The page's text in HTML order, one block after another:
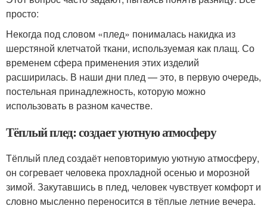
просто:
Некогда под словом «плед» понималась накидка из
шерстяной клетчатой ткани, используемая как плащ. Со
временем сфера применения этих изделий
расширилась. В наши дни плед — это, в первую очередь,
постельная принадлежность, которую можно
использовать в разном качестве.
Тёплый плед: создает уютную атмосферу
Тёплый плед создаёт неповторимую уютную атмосферу,
он согревает человека прохладной осенью и морозной
зимой. Закутавшись в плед, человек чувствует комфорт и
словно мысленно переносится в тёплые летние вечера.